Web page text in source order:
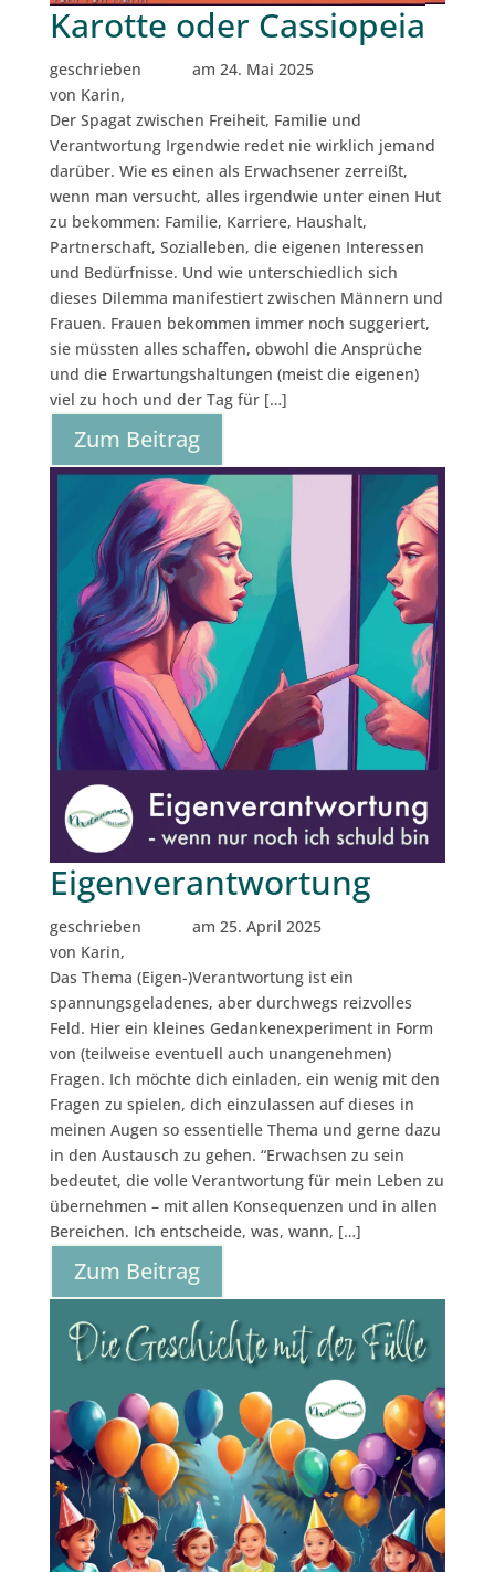
Karotte oder Cassiopeia
geschrieben
von Karin,
am 24. Mai 2025
Der Spagat zwischen Freiheit, Familie und
Verantwortung Irgendwie redet nie wirklich jemand
darüber. Wie es einen als Erwachsener zerreißt,
wenn man versucht, alles irgendwie unter einen Hut
zu bekommen: Familie, Karriere, Haushalt,
Partnerschaft, Sozialleben, die eigenen Interessen
und Bedürfnisse. Und wie unterschiedlich sich
dieses Dilemma manifestiert zwischen Männern und
Frauen. Frauen bekommen immer noch suggeriert,
sie müssten alles schaffen, obwohl die Ansprüche
und die Erwartungshaltungen (meist die eigenen)
viel zu hoch und der Tag für […]
Zum Beitrag
Eigenverantwortung
geschrieben
von Karin,
am 25. April 2025
Das Thema (Eigen-)Verantwortung ist ein
spannungsgeladenes, aber durchwegs reizvolles
Feld. Hier ein kleines Gedankenexperiment in Form
von (teilweise eventuell auch unangenehmen)
Fragen. Ich möchte dich einladen, ein wenig mit den
Fragen zu spielen, dich einzulassen auf dieses in
meinen Augen so essentielle Thema und gerne dazu
in den Austausch zu gehen. “Erwachsen zu sein
bedeutet, die volle Verantwortung für mein Leben zu
übernehmen – mit allen Konsequenzen und in allen
Bereichen. Ich entscheide, was, wann, […]
Zum Beitrag